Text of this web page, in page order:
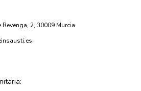
2, 30009 Murcia